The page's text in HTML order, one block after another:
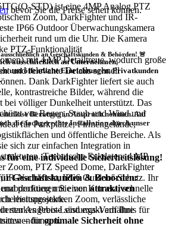
STD) ist eine 4MP Analog PTZ
Zoom, DarkFighter und IR-
IP66 Outdoor Überwachungskamera
rund um die Uhr. Die Kamera
PTZ-Funktionalität
mit 4 MP Detailtreue, wodurch große
und relevante Details schnell
Dank DarkFighter liefert sie auch
kontrastreiche Bilder, während die
bei völliger Dunkelheit unterstützt. Das
vor Regen, Staub und Wind und
für Parkplätze, Firmengelände,
und öffentliche Bereiche. Als
sich zur einfachen Integration in
Technische Eckdaten: 4 MP
Zoom, PTZ Speed Dome, DarkFighter
Nachtsicht, IP66 Outdoor-Schutz. Ihr
mit einer Kamera, schnelle
leistungsstarken Zoom, verlässliche
starkes Preis-Leistungs-Verhältnis für
bevor Sie die Preise sehen können.
an Geschäftskunden & Behörden! 🚨
ausschließlichan Unternehmen,
und öffentliche Einrichtungen.Privatkunden
Beratungin Anspruch nehmen. Auf
diefachgerechte Installationdurch unser
für eine individuelle Sicherheitslösung!
Geschäftskunden & Behörden:
profitieren Sie vonattraktiven
Angebote sind exakt auf Ihre
– füroptimale Sicherheit ohne